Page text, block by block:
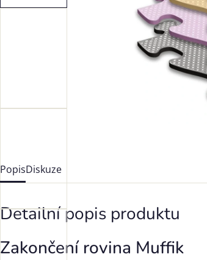
PopisDiskuze
Detailní popis produktu
Zakončení rovina Muffik